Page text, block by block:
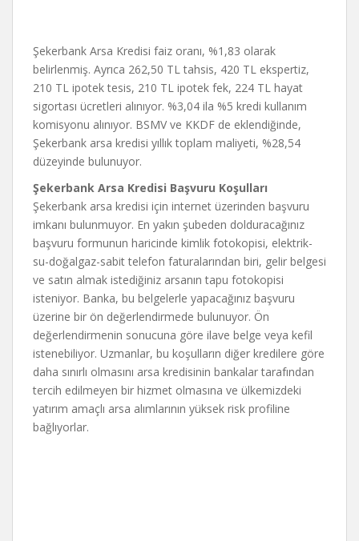
Şekerbank Arsa Kredisi faiz oranı, %1,83 olarak
belirlenmiş. Ayrıca 262,50 TL tahsis, 420 TL ekspertiz,
210 TL ipotek tesis, 210 TL ipotek fek, 224 TL hayat
sigortası ücretleri alınıyor. %3,04 ila %5 kredi kullanım
komisyonu alınıyor. BSMV ve KKDF de eklendiğinde,
Şekerbank arsa kredisi yıllık toplam maliyeti, %28,54
düzeyinde bulunuyor.
Şekerbank Arsa Kredisi Başvuru Koşulları
Şekerbank arsa kredisi için internet üzerinden başvuru
imkanı bulunmuyor. En yakın şubeden dolduracağınız
başvuru formunun haricinde kimlik fotokopisi, elektrik-
su-doğalgaz-sabit telefon faturalarından biri, gelir belgesi
ve satın almak istediğiniz arsanın tapu fotokopisi
isteniyor. Banka, bu belgelerle yapacağınız başvuru
üzerine bir ön değerlendirmede bulunuyor. Ön
değerlendirmenin sonucuna göre ilave belge veya kefil
istenebiliyor. Uzmanlar, bu koşulların diğer kredilere göre
daha sınırlı olmasını arsa kredisinin bankalar tarafından
tercih edilmeyen bir hizmet olmasına ve ülkemizdeki
yatırım amaçlı arsa alımlarının yüksek risk profiline
bağlıyorlar.